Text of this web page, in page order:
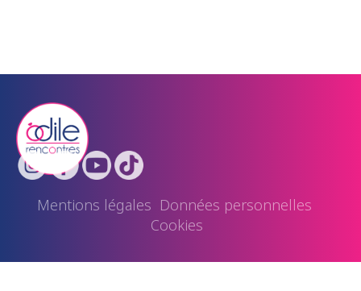
Mentions légales Données personnelles
Cookies